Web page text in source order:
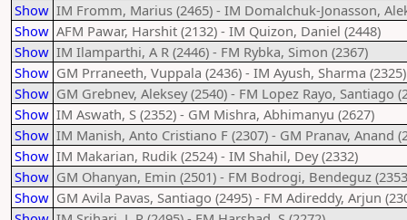
Show IM Fromm, Marius (2465) - IM Domalchuk-Jonasson,
Show AFM Pawar, Harshit (2132) - IM Quizon, Daniel (2448)
Show IM Ilamparthi, A R (2446) - FM Rybka, Simon (2367)
Show GM Prraneeth, Vuppala (2436) - IM Ayush, Sharma (2325)
Show GM Grebnev, Aleksey (2540) - FM Lopez Rayo, Santiago
Show IM Aswath, S (2352) - GM Mishra, Abhimanyu (2627)
Show IM Manish, Anto Cristiano F (2307) - GM Pranav, Anand
Show IM Makarian, Rudik (2524) - IM Shahil, Dey (2332)
Show GM Ohanyan, Emin (2501) - FM Bodrogi, Bendeguz
Show GM Avila Pavas, Santiago (2495) - FM Adireddy, Arjun